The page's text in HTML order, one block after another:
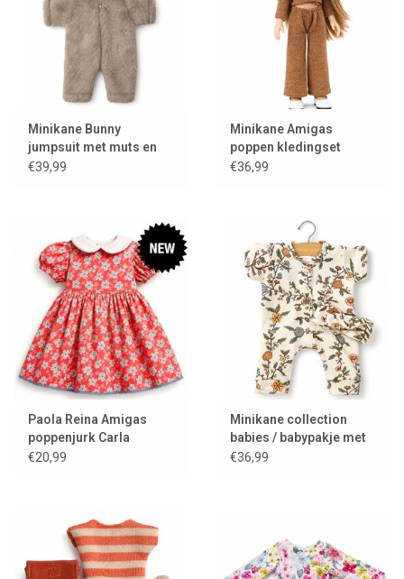
Minikane Bunny
jumpsuit met muts en
kledinghanger voor
€39,99
Minikane Amigas
poppen kledingset
Ensemble cache-coeur
€36,99
Paola Reina Amigas
poppenjurk Carla
€20,99
Minikane collection
babies / babypakje met
haarband
€36,99